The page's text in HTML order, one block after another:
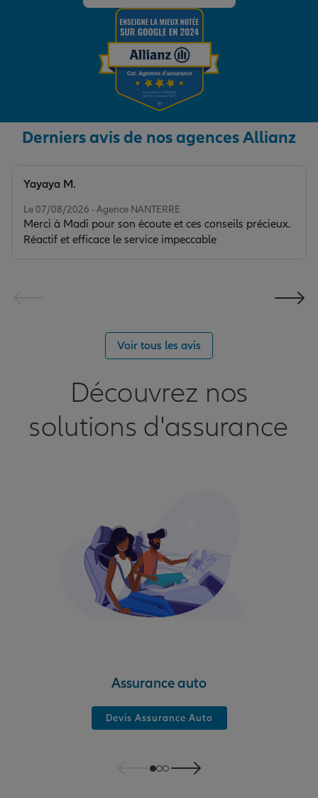
Derniers avis de nos agences Allianz
Le 07/08/2026 - Agence NANTERRE
Merci à Madi pour son écoute et ces conseils précieux.
Réactif et efficace le service impeccable
Yayaya M.
Voir tous les avis
Découvrez nos
solutions d'assurance
Assurance auto
Devis Assurance Auto